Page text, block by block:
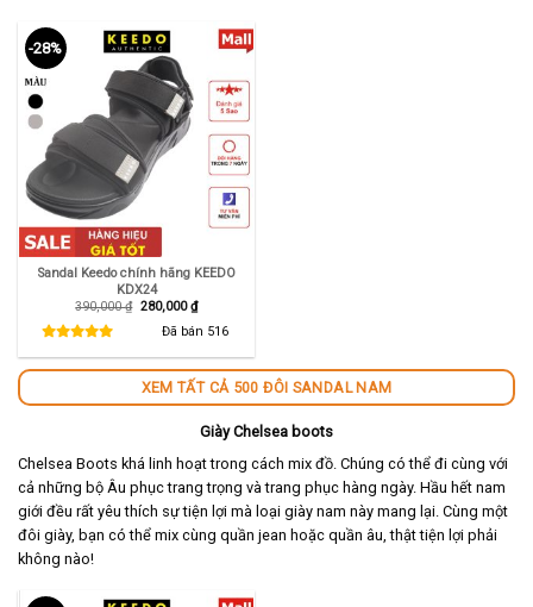
-28%
Sandal Keedo chính hãng KEEDO
KDX24
390,000₫ Giá
280,000₫Giá
hiện
tại
Đã bán 516
XEM TẤT CẢ 500 ĐÔI SANDAL NAM
Giày Chelsea boots
Chelsea Boots khá linh hoạt trong cách mix đồ. Chúng có thể đi cùng với
cả những bộ Âu phục trang trọng và trang phục hàng ngày. Hầu hết nam
giới đều rất yêu thích sự tiện lợi mà loại giày nam này mang lại. Cùng một
đôi giày, bạn có thể mix cùng quần jean hoặc quần âu, thật tiện lợi phải
không nào!